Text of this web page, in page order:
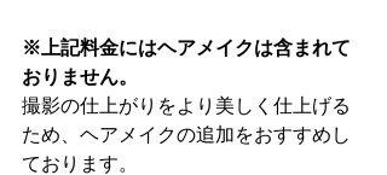
※上記料金にはヘアメイクは含まれて
おりません。
撮影の仕上がりをより美しく仕上げる
ため、ヘアメイクの追加をおすすめし
ております。